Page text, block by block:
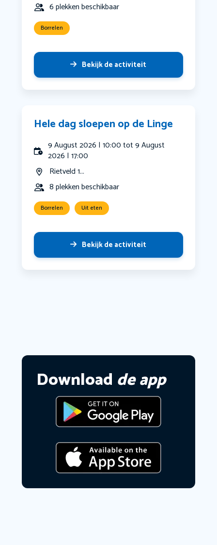
6 plekken beschikbaar
Borrelen
Bekijk de activiteit
Hele dag sloepen op de Linge
9 August 2026 | 10:00 tot 9 August
2026 | 17:00
Rietveld 1...
8 plekken beschikbaar
Borrelen Uit eten
Bekijk de activiteit
Download de app